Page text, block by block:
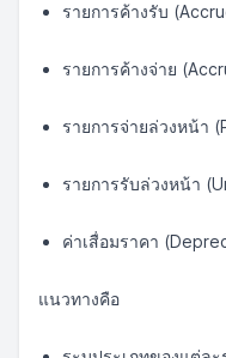
รายการค้างรับ
รายการค้างจ่าย
รายการจ่ายล่วงหน้า
รายการรับล่วงหน้า
ค่าเสื่อมราคา
แนวทางคือ